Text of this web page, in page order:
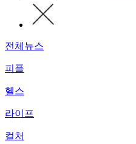
전체뉴스
피플
헬스
라이프
컬처